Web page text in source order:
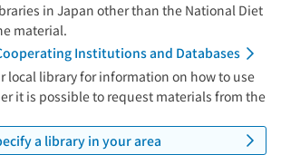
in Japan other than the National Diet
material.
Institutions and Databases
local library for information on how to use
it is possible to request materials from the
a library in your area